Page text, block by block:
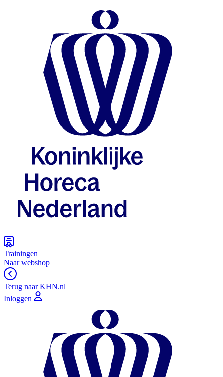
Trainingen
Naar webshop
Terug naar KHN.nl
Inloggen